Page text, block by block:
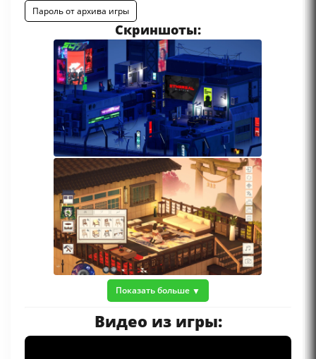
Пароль от архива игры
Скриншоты:
Показать больше
Видео из игры: